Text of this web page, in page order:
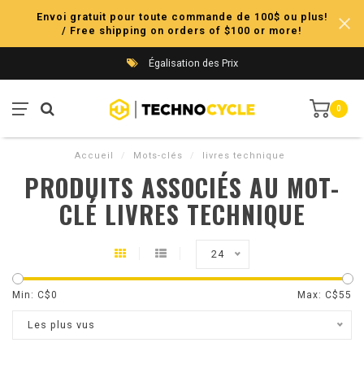
Envoi gratuit pour toute commande de 100$ ou plus!
/ Free shipping on orders of $100 or more!
Égalisation des Prix
0
Accueil / Mots-clés / livres technique
PRODUITS ASSOCIÉS AU MOT-
CLÉ LIVRES TECHNIQUE
24
Min: C$0 Max: C$55
Les plus vus